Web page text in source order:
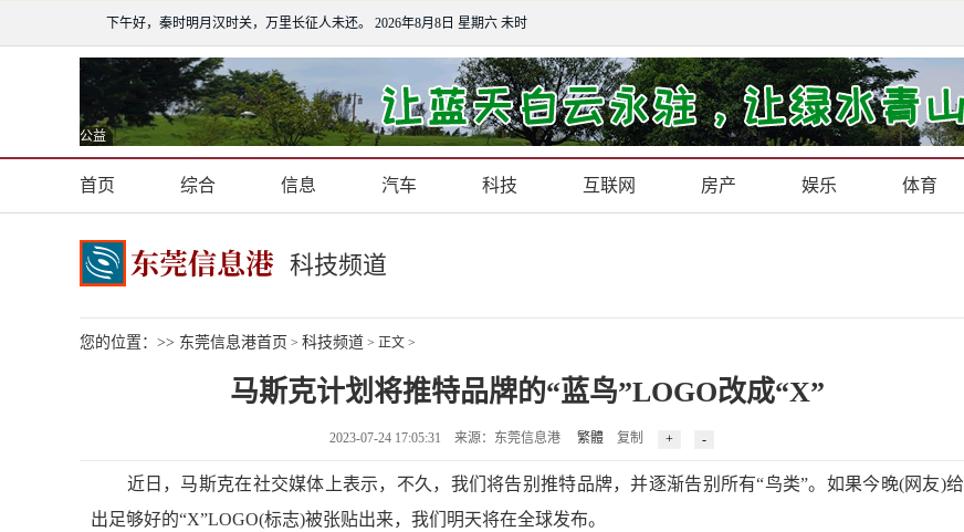
下午好，秦时明月汉时关，万里长征人未还。 2026年8月8日 星期六 未时
公益
首页 综合 信息 汽车 科技 互联网 房产 娱乐 体育
科技频道
您的位置：>> 东莞信息港首页 > 科技频道 > 正文 >
马斯克计划将推特品牌的“蓝鸟”LOGO改成“X”
2023-07-24 17:05:31 来源：东莞信息港 繁體 复制
近日，马斯克在社交媒体上表示，不久，我们将告别推特品牌，并逐渐告别所有“鸟类”。如果今晚(网友)给
出足够好的“X”LOGO(标志)被张贴出来，我们明天将在全球发布。